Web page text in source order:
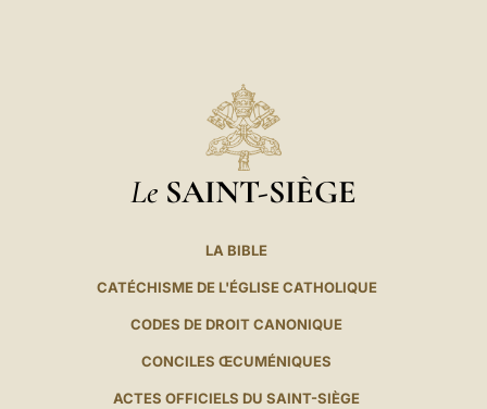
Le SAINT-SIÈGE
LA BIBLE
CATÉCHISME DE L'ÉGLISE CATHOLIQUE
CODES DE DROIT CANONIQUE
CONCILES ŒCUMÉNIQUES
ACTES OFFICIELS DU SAINT-SIÈGE